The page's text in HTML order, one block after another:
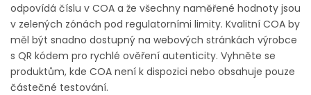
odpovídá číslu v COA a že všechny naměřené hodnoty jsou
v zelených zónách pod regulatorními limity. Kvalitní COA by
měl být snadno dostupný na webových stránkách výrobce
s QR kódem pro rychlé ověření autenticity. Vyhněte se
produktům, kde COA není k dispozici nebo obsahuje pouze
částečné testování.